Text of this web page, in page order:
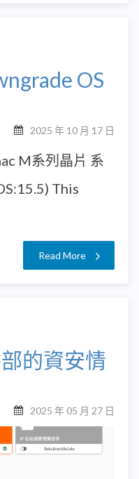
OS
2025 年 10 月 17 日
M系列晶片 系
This
Read More
的資安情
2025 年 05 月 27 日